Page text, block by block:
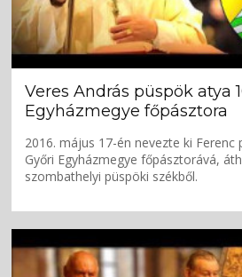
Veres András püspök atya
Egyházmegye főpásztora
2016. május 17-én nevezte ki Ferenc
Győri Egyházmegye főpásztorává,
szombathelyi püspöki székből.